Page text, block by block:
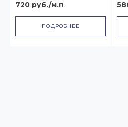
720 руб./м.п.
ПОДРОБНЕЕ